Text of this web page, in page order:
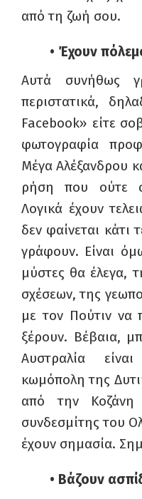
από τη ζωή σου.
• Έχουν
Αυτά συνήθως
περιστατικά,
Facebook» είτε
φωτογραφία
Μέγα Αλέξανδρου
ρήση που ούτε
Λογικά έχουν
δεν φαίνεται κάτι
γράφουν. Είναι
μύστες θα έλεγα,
σχέσεων, της
με τον Πούτιν να
ξέρουν. Βέβαια,
Αυστραλία
κωμόπολη της
από την Κοζάνη
συνδεσμίτης του
έχουν σημασία.
• Βάζουν